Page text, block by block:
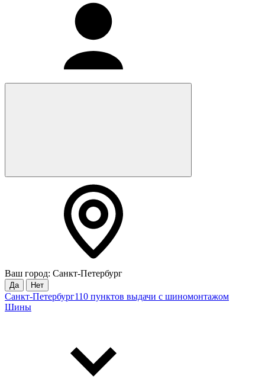
Ваш город: Санкт-Петербург
Да Нет
Санкт-Петербург110 пунктов выдачи с шиномонтажом
Шины